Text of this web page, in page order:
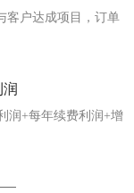
客户达成项目，订单
润+每年续费利润+增